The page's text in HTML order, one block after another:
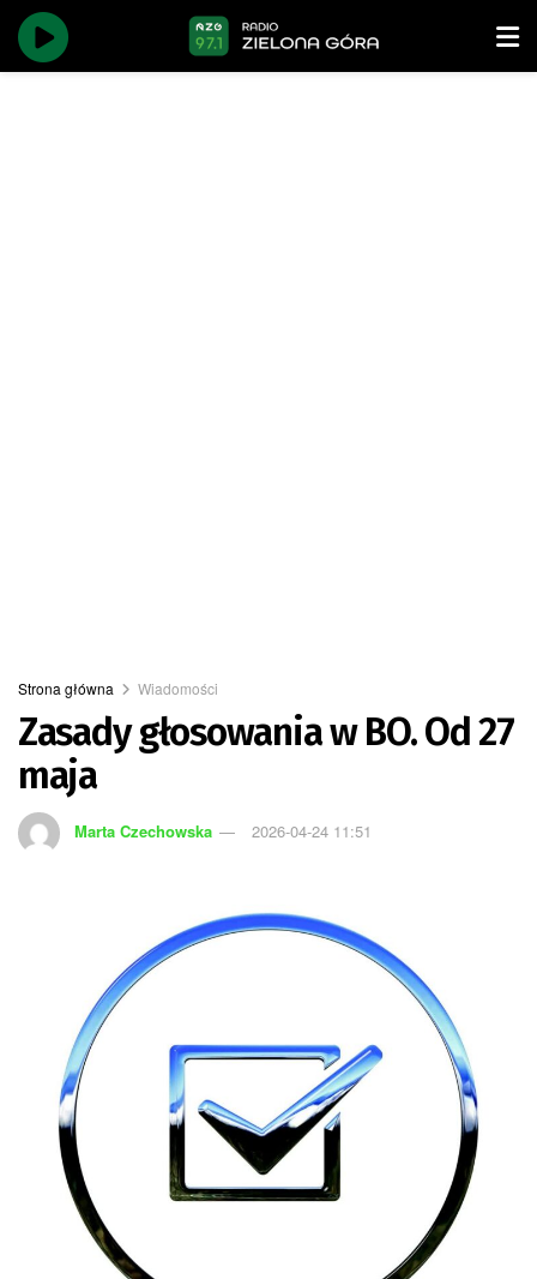
Strona główna Wiadomości
Zasady głosowania w BO. Od 27
maja
Marta Czechowska 2026-04-24 11:51